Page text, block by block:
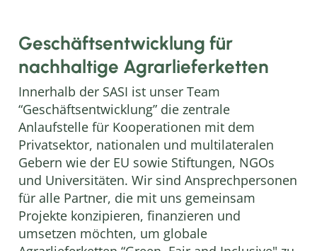
Geschäftsentwicklung für
nachhaltige Agrarlieferketten
Innerhalb der SASI ist unser Team
“Geschäftsentwicklung” die zentrale
Anlaufstelle für Kooperationen mit dem
Privatsektor, nationalen und multilateralen
Gebern wie der EU sowie Stiftungen, NGOs
und Universitäten. Wir sind Ansprechpersonen
für alle Partner, die mit uns gemeinsam
Projekte konzipieren, finanzieren und
umsetzen möchten, um globale